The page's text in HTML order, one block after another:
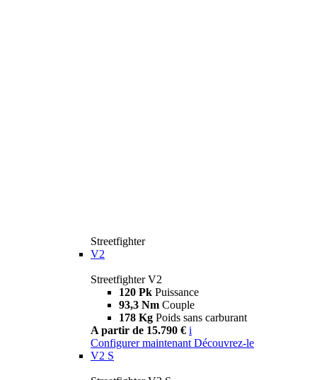
Streetfighter
V2
Streetfighter V2
120 Pk Puissance
93,3 Nm Couple
178 Kg Poids sans carburant
A partir de 15.790 € i
Configurer maintenant Découvrez-le
V2 S